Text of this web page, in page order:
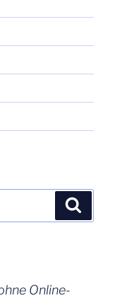
Online-